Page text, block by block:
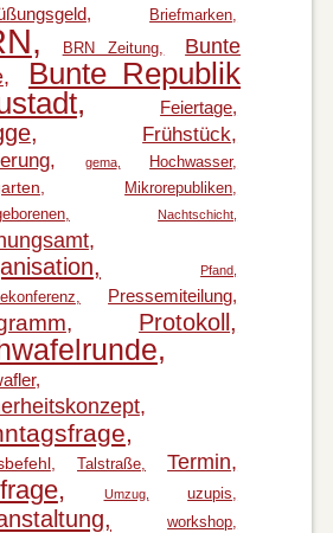
Briefmarken
BRN Zeitung
Bunte
Bunte Republik
Feiertage
Frühstück
gema Hochwasser
Mikrorepubliken
Nachtschicht
Pfand
Pressemiteilung
Protokoll
Talstraße Termin
Umzug uzupis
workshop